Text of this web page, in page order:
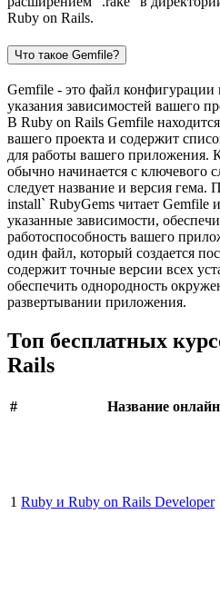
Ruby on Rails.
Что такое Gemfile?
Gemfile - это файл конфигурации
указания зависимостей вашего
В Ruby on Rails Gemfile
вашего проекта и содержит
для работы вашего приложения.
обычно начинается с ключевого
следует название и версия гема.
install` RubyGems читает Gemfile
указанные зависимости,
работоспособность вашего
один файл, который создается
содержит точные версии всех
обеспечить однородность
развертывании приложения.
Топ бесплатных
Rails
# Название
1 Ruby и Ruby on Rails Developer